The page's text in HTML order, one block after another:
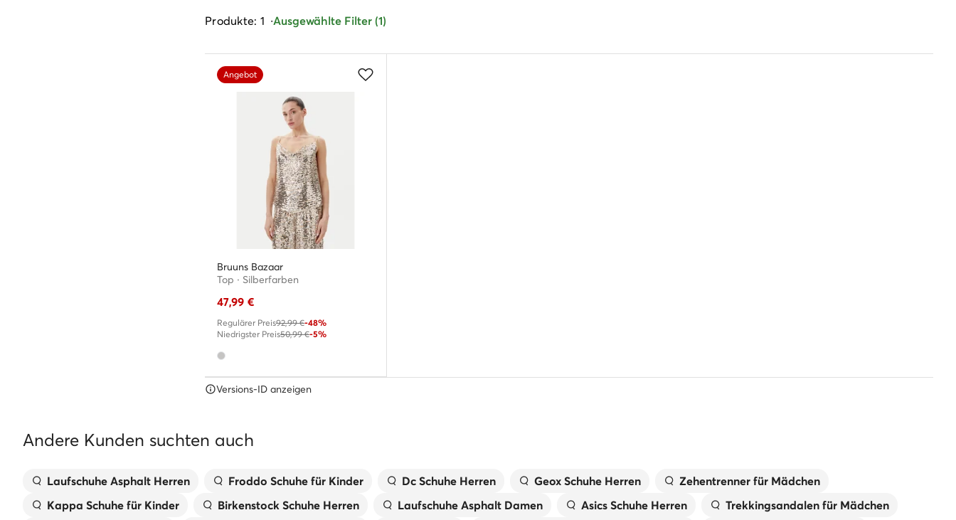
Produkte: 1 Ausgewählte Filter (1)
Angebot
Bruuns Bazaar
Top · Silberfarben
47,99 €
Regulärer Preis92,99 €-48%
Niedrigster Preis50,99 €-5%
Versions-ID anzeigen
Andere Kunden suchten auch
Laufschuhe Asphalt Herren Froddo Schuhe für Kinder Dc Schuhe Herren Geox Schuhe Herren
Zehentrenner für Mädchen
Kappa Schuhe für Kinder
Birkenstock Schuhe Herren Laufschuhe Asphalt Damen Asics Schuhe Herren
Trekkingsandalen für Mädchen